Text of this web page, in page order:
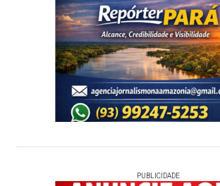
PUBLICIDADE